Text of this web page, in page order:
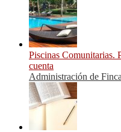
Piscinas Comunitarias.
cuenta
Administración de